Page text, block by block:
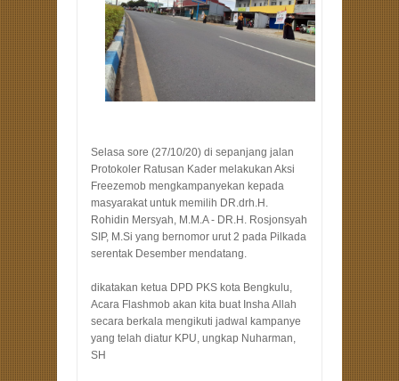
Selasa sore (27/10/20) di sepanjang jalan
Protokoler Ratusan Kader melakukan Aksi
Freezemob mengkampanyekan kepada
masyarakat untuk memilih DR.drh.H.
Rohidin Mersyah, M.M.A - DR.H. Rosjonsyah
SIP, M.Si yang bernomor urut 2 pada Pilkada
serentak Desember mendatang.
dikatakan ketua DPD PKS kota Bengkulu,
Acara Flashmob akan kita buat Insha Allah
secara berkala mengikuti jadwal kampanye
yang telah diatur KPU, ungkap Nuharman,
SH